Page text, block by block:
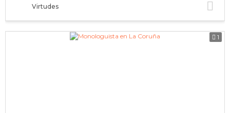
Virtudes
1